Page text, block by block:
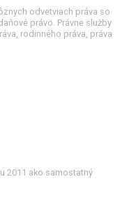
odvetviach práva so
právo. Právne služby
rodinného práva, práva
2011 ako samostatný